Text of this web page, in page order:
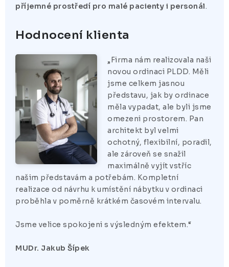
příjemné prostředí pro malé pacienty i personál.
Hodnocení klienta
„Firma nám realizovala naši
novou ordinaci PLDD. Měli
jsme celkem jasnou
představu, jak by ordinace
měla vypadat, ale byli jsme
omezeni prostorem. Pan
architekt byl velmi
ochotný, flexibilní, poradil,
ale zároveň se snažil
maximálně vyjít vstříc
našim představám a potřebám. Kompletní
realizace od návrhu k umístění nábytku v ordinaci
proběhla v poměrně krátkém časovém intervalu.
Jsme velice spokojeni s výsledným efektem.“
MUDr. Jakub Šípek